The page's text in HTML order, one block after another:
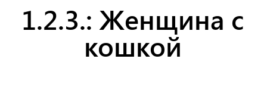
1.2.3.: Женщина с
кошкой